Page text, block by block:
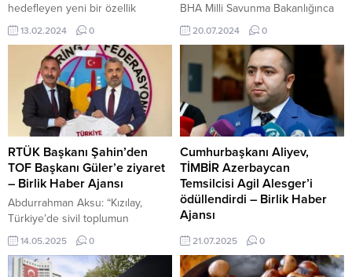
hedefleyen yeni bir özellik
üzerinde çalışıyor: yapay zeka
destekli otomatik yanıtlar.
Platform, gelen mesajlara
otomatik olarak yanıt verebilecek
bir yapay zeka botu geliştiriyor.
Bu sayede kullanıcılar, belirli
anahtar kelimelere bağlı olarak
önceden belirlenmiş yanıtlar
oluşturabilecekler. Yapay zeka,
gelen mesajları analiz ederek en
uygun yanıtı seçmeyi...
13.02.2024 0
BHA Milli Savunma Bakanlığınca
Pençe Kilit Operasyonu
Bölgesi’nde Piyade Yarbay
Abdullah Cem Demirkan’ın şehit
olduğunu açıklandı. Açıklamada
şu ifadelere yer verildi: “Bizleri
derin bir acı ve üzüntüye boğan
bu olayda hayatını kaybeden aziz
şehidimize Allah’tan rahmet,
kederli ailesine, Türk Silahlı
Kuvvetleri ile asil milletimize...
20.07.2024 0
RTÜK Başkanı Şahin’den
TOF Başkanı Güler’e ziyaret
– Birlik Haber Ajansı
Abdurrahman Aksu: “Kızılay,
Türkiye’de sivil toplumun
vicdanıdır” ANKARA-BHA Radyo
ve Televizyon Üst Kurulu (RTÜK)
Başkanı Ebubekir Şahin, Türkiye
14.05.2025 0
Cumhurbaşkanı Aliyev,
TİMBİR Azerbaycan
Temsilcisi Agil Alesger’i
ödüllendirdi – Birlik Haber
Ajansı
AZERBAYCAN-BHA Azerbaycan
Cumhurbaşkanı İlham Aliyev, ülke
basınının 150. kuruluş yılı
21.07.2025 0